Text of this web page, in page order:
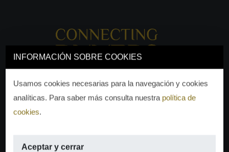
INFORMACIÓN SOBRE COOKIES
Usamos cookies necesarias para la navegación y cookies
analíticas. Para saber más consulta nuestra política de
cookies.
Aceptar y cerrar